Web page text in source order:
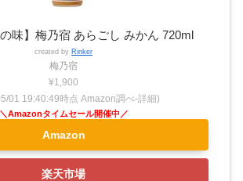
の味】梅乃宿 あらごし みかん 720ml
created by Rinker
梅乃宿
¥1,900
01 19:40:49時点 Amazon調べ-詳細)
Amazon
楽天市場